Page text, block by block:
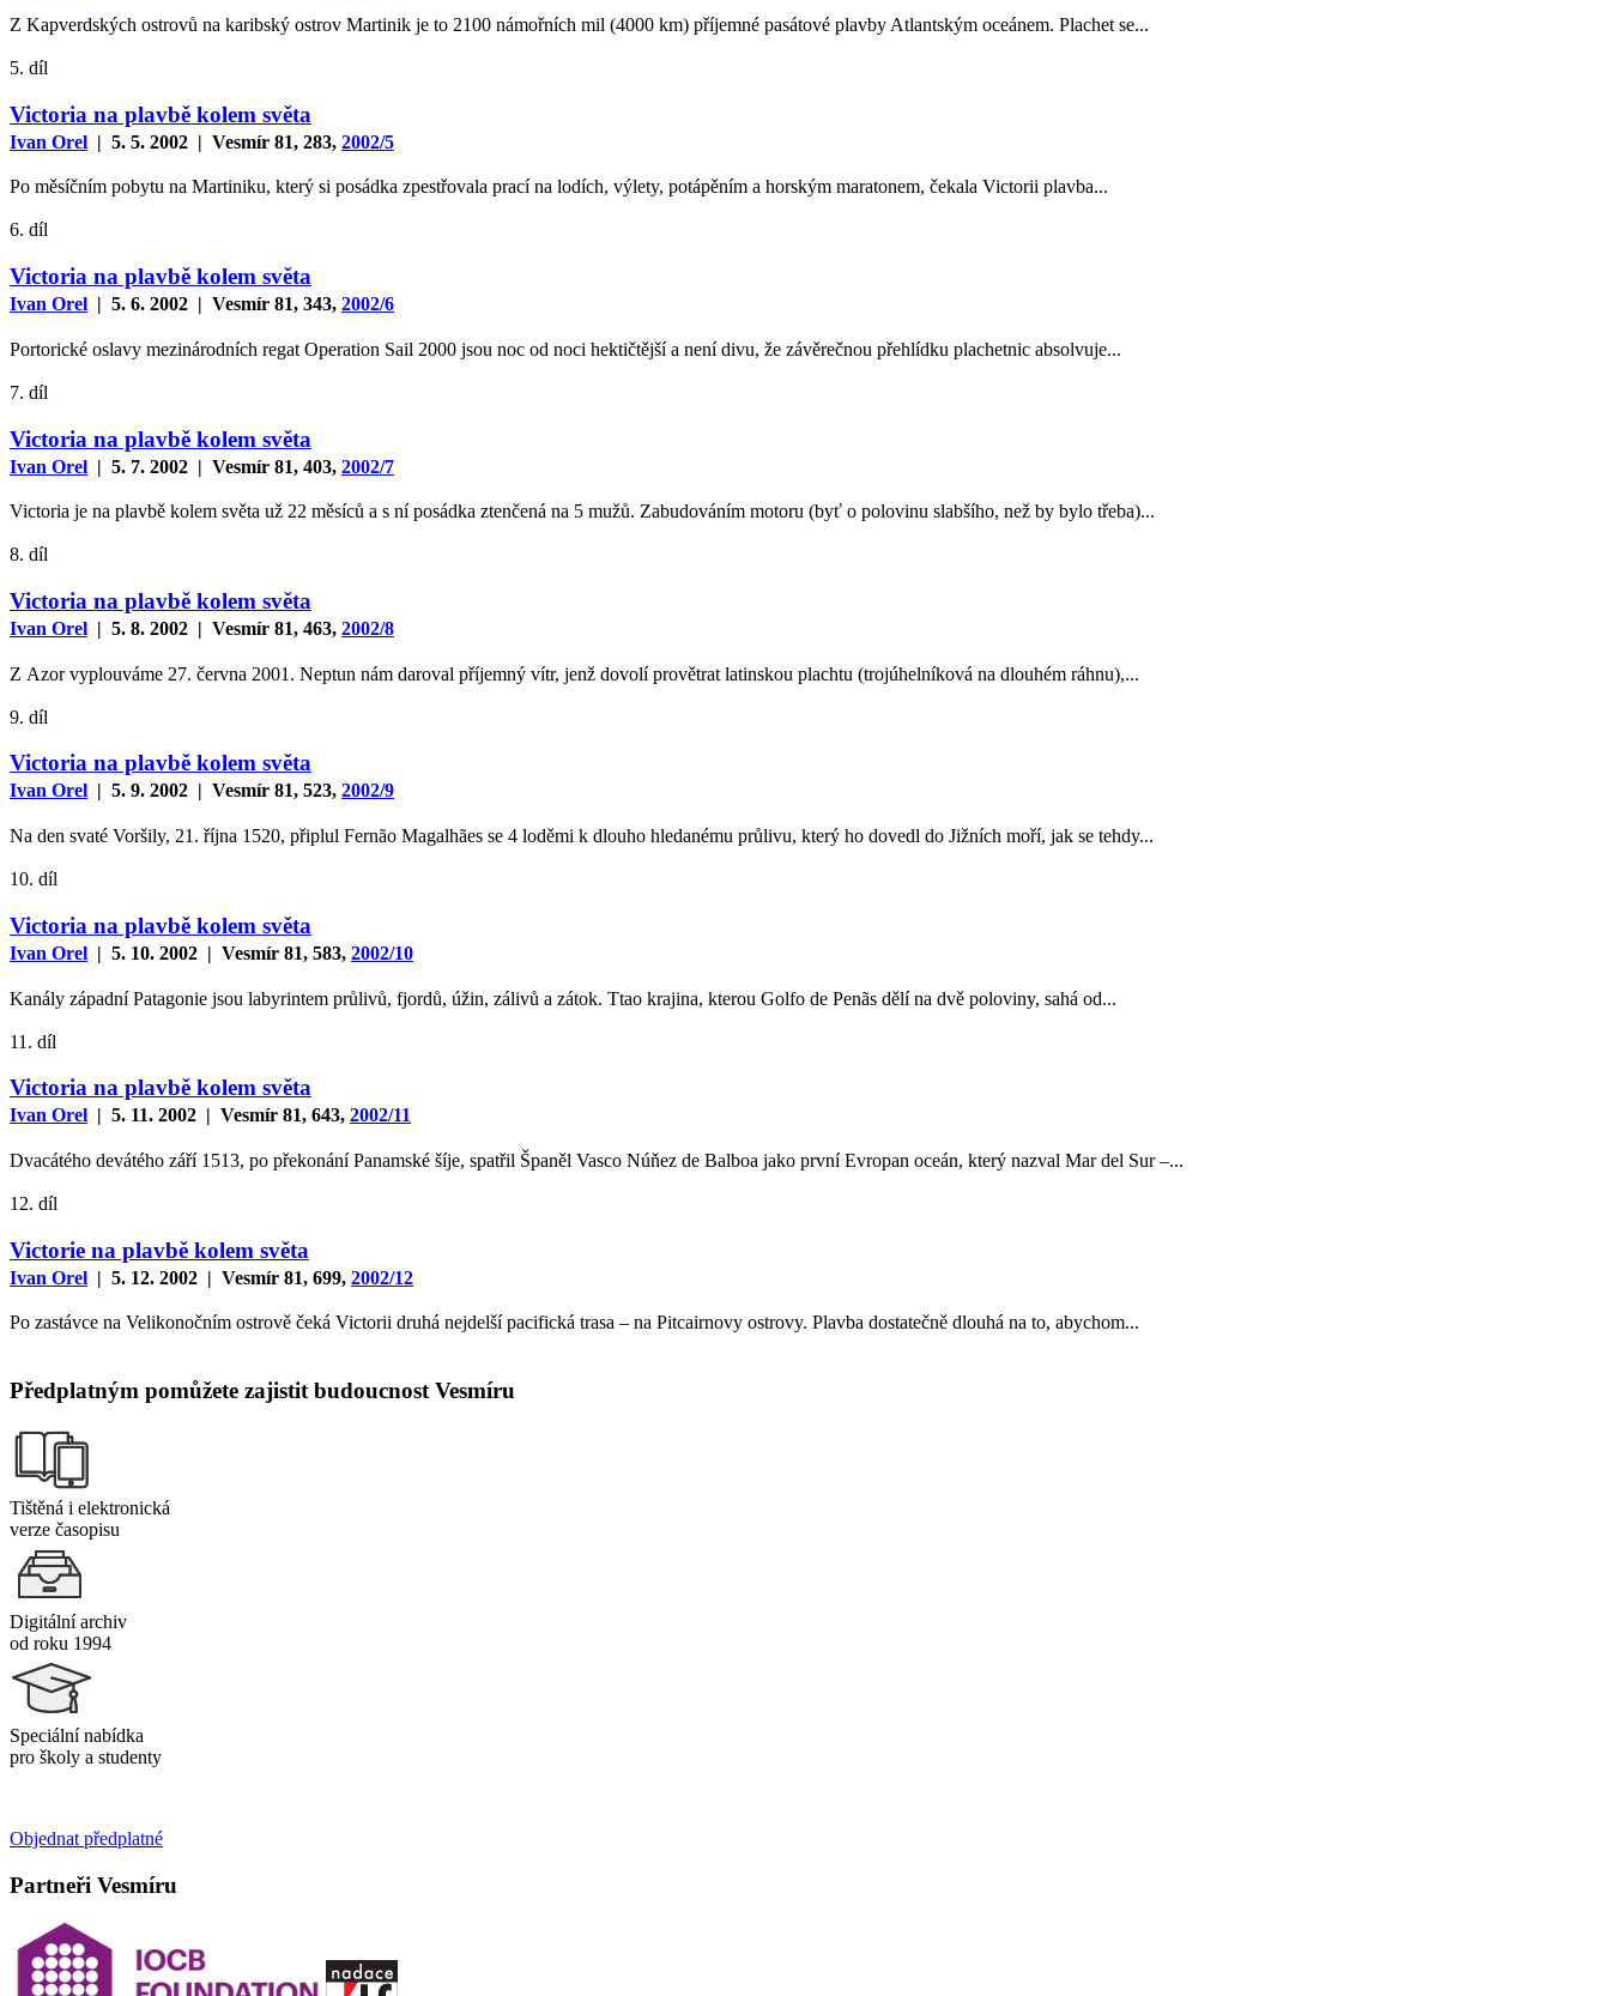
Z Kapverdských ostrovů na karibský ostrov Martinik je to 2100 námořních mil (4000 km) příjemné pasátové plavby Atlantským oceánem. Plachet se...
5. díl
Victoria na plavbě kolem světa
Ivan Orel | 5. 5. 2002 | Vesmír 81, 283, 2002/5
Po měsíčním pobytu na Martiniku, který si posádka zpestřovala prací na lodích, výlety, potápěním a horským maratonem, čekala Victorii plavba...
6. díl
Victoria na plavbě kolem světa
Ivan Orel | 5. 6. 2002 | Vesmír 81, 343, 2002/6
Portorické oslavy mezinárodních regat Operation Sail 2000 jsou noc od noci hektičtější a není divu, že závěrečnou přehlídku plachetnic absolvuje...
7. díl
Victoria na plavbě kolem světa
Ivan Orel | 5. 7. 2002 | Vesmír 81, 403, 2002/7
Victoria je na plavbě kolem světa už 22 měsíců a s ní posádka ztenčená na 5 mužů. Zabudováním motoru (byť o polovinu slabšího, než by bylo třeba)...
8. díl
Victoria na plavbě kolem světa
Ivan Orel | 5. 8. 2002 | Vesmír 81, 463, 2002/8
Z Azor vyplouváme 27. června 2001. Neptun nám daroval příjemný vítr, jenž dovolí provětrat latinskou plachtu (trojúhelníková na dlouhém ráhnu),...
9. díl
Victoria na plavbě kolem světa
Ivan Orel | 5. 9. 2002 | Vesmír 81, 523, 2002/9
Na den svaté Voršily, 21. října 1520, připlul Fernão Magalhães se 4 loděmi k dlouho hledanému průlivu, který ho dovedl do Jižních moří, jak se tehdy...
10. díl
Victoria na plavbě kolem světa
Ivan Orel | 5. 10. 2002 | Vesmír 81, 583, 2002/10
Kanály západní Patagonie jsou labyrintem průlivů, fjordů, úžin, zálivů a zátok. Ttao krajina, kterou Golfo de Penãs dělí na dvě poloviny, sahá od...
11. díl
Victoria na plavbě kolem světa
Ivan Orel | 5. 11. 2002 | Vesmír 81, 643, 2002/11
Dvacátého devátého září 1513, po překonání Panamské šíje, spatřil Španěl Vasco Núňez de Balboa jako první Evropan oceán, který nazval Mar del Sur –...
12. díl
Victorie na plavbě kolem světa
Ivan Orel | 5. 12. 2002 | Vesmír 81, 699, 2002/12
Po zastávce na Velikonočním ostrově čeká Victorii druhá nejdelší pacifická trasa – na Pitcairnovy ostrovy. Plavba dostatečně dlouhá na to, abychom...
Předplatným pomůžete zajistit budoucnost Vesmíru
Tištěná i elektronická
verze časopisu
Digitální archiv
od roku 1994
Speciální nabídka
pro školy a studenty
Objednat předplatné
Partneři Vesmíru